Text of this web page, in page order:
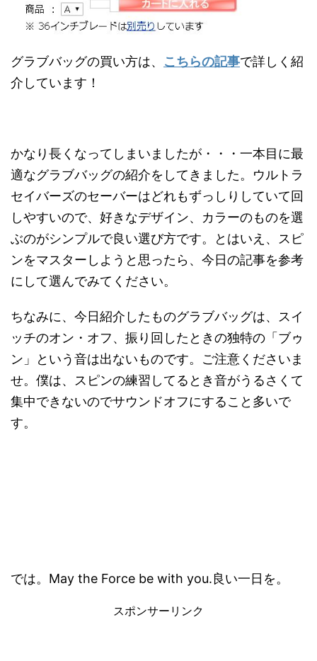
グラブバッグの買い方は、 こちらの記事で詳しく紹
介しています！
かなり長くなってしまいましたが・・・一本目に最
適なグラブバッグの紹介をしてきました。ウルトラ
セイバーズのセーバーはどれもずっしりしていて回
しやすいので、好きなデザイン、カラーのものを選
ぶのがシンプルで良い選び方です。とはいえ、スピ
ンをマスターしようと思ったら、今日の記事を参考
にして選んでみてください。
ちなみに、今日紹介したものグラブバッグは、スイ
ッチのオン・オフ、振り回したときの独特の「ブゥ
ン」という音は出ないものです。ご注意くださいま
せ。僕は、スピンの練習してるとき音がうるさくて
集中できないのでサウンドオフにすること多いで
す。
では。May the Force be with you.良い一日を。
スポンサーリンク